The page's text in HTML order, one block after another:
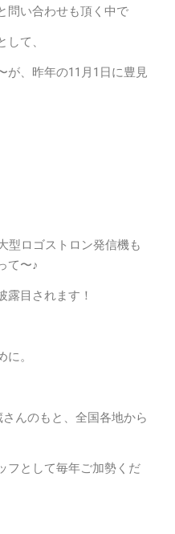
問い合わせも頂く中で
て、
が、昨年の11月1日に豊見
型ロゴストロン発信機も
て〜♪
露目されます！
。
んのもと、全国各地から
フとして毎年ご加勢くだ